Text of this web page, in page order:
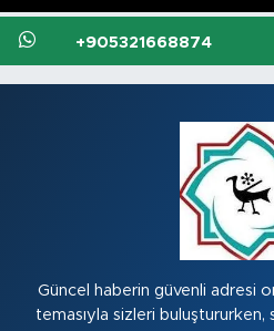
+905321668874
Güncel haberin güvenli adresi
temasıyla sizleri